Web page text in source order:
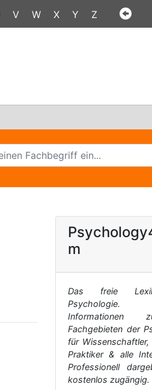
V W X Y Z
m
Das freie
Psychologie.
Informationen
Fachgebieten der
für Wissenschaftler,
Praktiker & alle
Professionell
kostenlos zugängig.